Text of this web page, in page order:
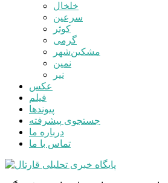
خلخال
سرعین
کوثر
گرمی
مشکین‌شهر
نمین
نیر
عکس
فیلم
پیوندها
جستجوی پیشرفته
درباره ما
تماس با ما